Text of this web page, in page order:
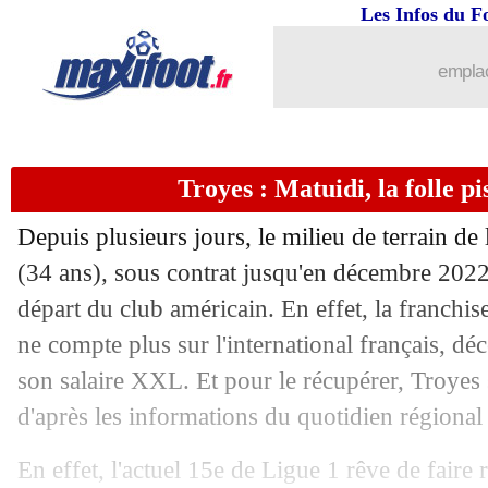
Les Infos du
Troyes : Matuidi, la folle
Depuis plusieurs jours, le milieu de terrain
(34 ans), sous contrat jusqu'en décembre
départ du club américain. En effet, la
ne compte plus sur l'international français,
son salaire XXL. Et pour le récupérer,
d'après les informations du quotidien
En effet, l'actuel 15e de Ligue 1 rêve de faire
Tottenham : le club dénonce les
06/01 OM: le point mercato de Sampaoli
06/01 Monaco: Sidibé, l'autre option de
06/01 Barça: le retour de la piste Martial
06/01 PHOTO : Lukaku répond aux
06/01 Chelsea: le Barça s'attaque à
Man City : Guardiola positif, 7